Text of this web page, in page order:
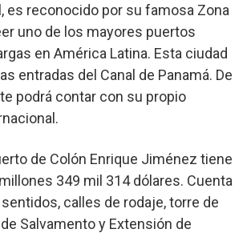
es reconocido por su famosa Zona
uno de los mayores puertos
en América Latina. Esta ciudad
entradas del Canal de Panamá. De
podrá contar con su propio
de Colón Enrique Jiménez tiene
349 mil 314 dólares. Cuenta
calles de rodaje, torre de
Salvamento y Extensión de